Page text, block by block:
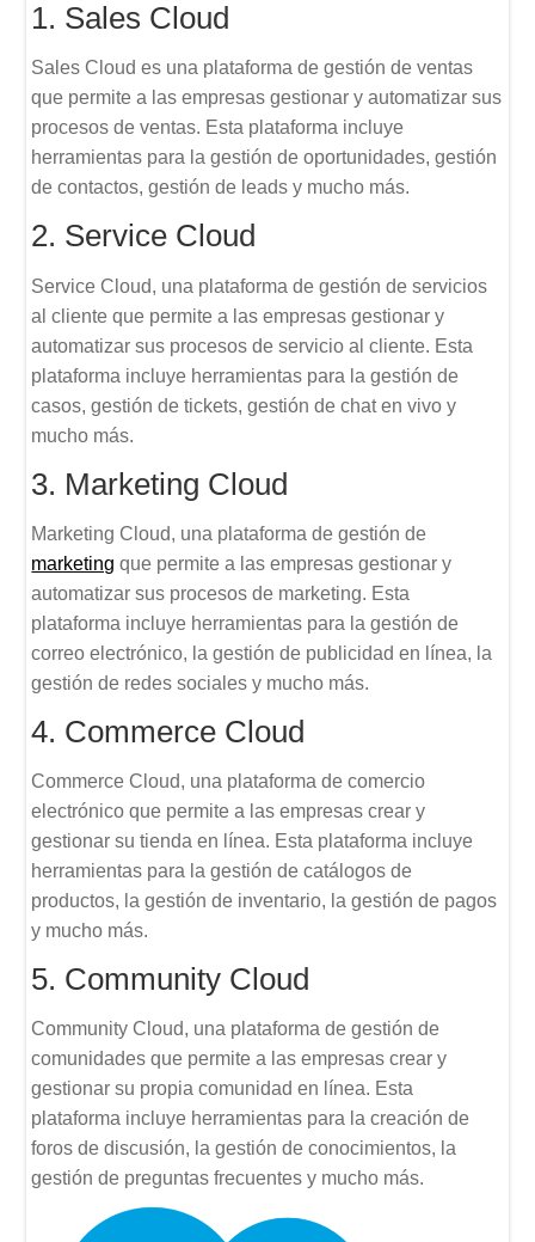
1. Sales Cloud
Sales Cloud es una plataforma de gestión de ventas
que permite a las empresas gestionar y automatizar sus
procesos de ventas. Esta plataforma incluye
herramientas para la gestión de oportunidades, gestión
de contactos, gestión de leads y mucho más.
2. Service Cloud
Service Cloud, una plataforma de gestión de servicios
al cliente que permite a las empresas gestionar y
automatizar sus procesos de servicio al cliente. Esta
plataforma incluye herramientas para la gestión de
casos, gestión de tickets, gestión de chat en vivo y
mucho más.
3. Marketing Cloud
Marketing Cloud, una plataforma de gestión de
marketing que permite a las empresas gestionar y
automatizar sus procesos de marketing. Esta
plataforma incluye herramientas para la gestión de
correo electrónico, la gestión de publicidad en línea, la
gestión de redes sociales y mucho más.
4. Commerce Cloud
Commerce Cloud, una plataforma de comercio
electrónico que permite a las empresas crear y
gestionar su tienda en línea. Esta plataforma incluye
herramientas para la gestión de catálogos de
productos, la gestión de inventario, la gestión de pagos
y mucho más.
5. Community Cloud
Community Cloud, una plataforma de gestión de
comunidades que permite a las empresas crear y
gestionar su propia comunidad en línea. Esta
plataforma incluye herramientas para la creación de
foros de discusión, la gestión de conocimientos, la
gestión de preguntas frecuentes y mucho más.